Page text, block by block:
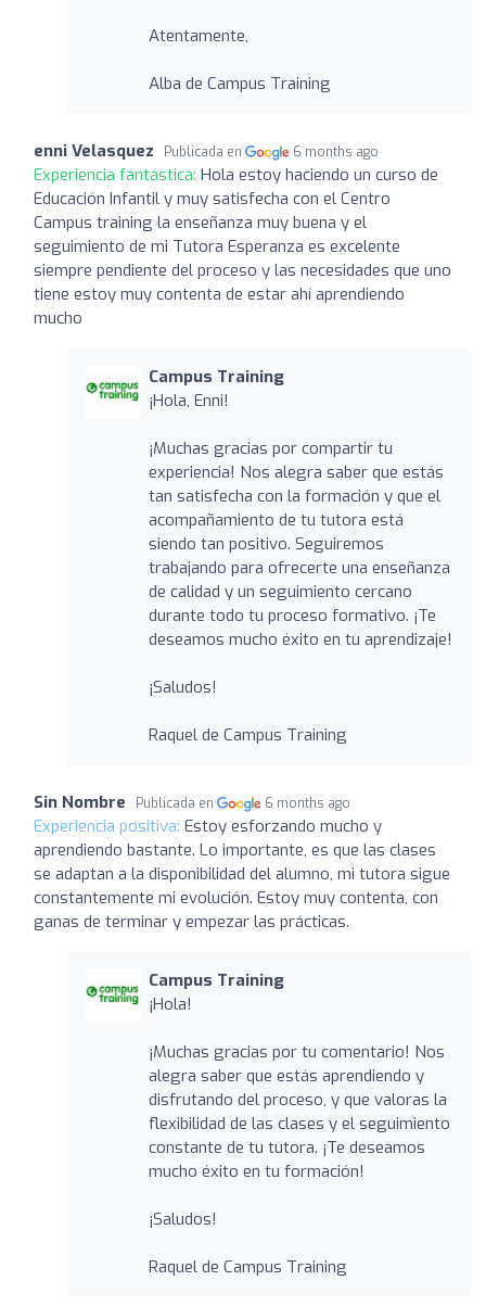
Atentamente,
Alba de Campus Training
enni Velasquez Publicada en 6 months ago
Experiencia fantástica: Hola estoy haciendo un curso de
Educación Infantil y muy satisfecha con el Centro
Campus training la enseñanza muy buena y el
seguimiento de mi Tutora Esperanza es excelente
siempre pendiente del proceso y las necesidades que uno
tiene estoy muy contenta de estar ahí aprendiendo
mucho
Campus Training
¡Hola, Enni!
¡Muchas gracias por compartir tu
experiencia! Nos alegra saber que estás
tan satisfecha con la formación y que el
acompañamiento de tu tutora está
siendo tan positivo. Seguiremos
trabajando para ofrecerte una enseñanza
de calidad y un seguimiento cercano
durante todo tu proceso formativo. ¡Te
deseamos mucho éxito en tu aprendizaje!
¡Saludos!
Raquel de Campus Training
Sin Nombre Publicada en 6 months ago
Experiencia positiva: Estoy esforzando mucho y
aprendiendo bastante. Lo importante, es que las clases
se adaptan a la disponibilidad del alumno, mi tutora sigue
constantemente mi evolución. Estoy muy contenta, con
ganas de terminar y empezar las prácticas.
Campus Training
¡Hola!
¡Muchas gracias por tu comentario! Nos
alegra saber que estás aprendiendo y
disfrutando del proceso, y que valoras la
flexibilidad de las clases y el seguimiento
constante de tu tutora. ¡Te deseamos
mucho éxito en tu formación!
¡Saludos!
Raquel de Campus Training